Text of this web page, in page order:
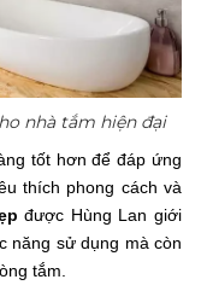
nhà tắm hiện đại
tốt hơn để đáp ứng
thích phong cách và
được Hùng Lan giới
năng sử dụng mà còn
tắm.